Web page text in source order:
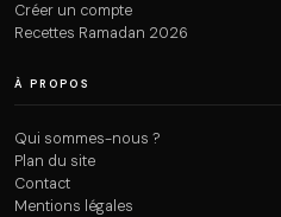
Créer un compte
Recettes Ramadan 2026
À PROPOS
Qui sommes-nous ?
Plan du site
Contact
Mentions légales